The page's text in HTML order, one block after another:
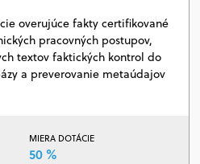
overujúce fakty certifikované
pracovných postupov,
textov faktických kontrol do
a preverovanie metaúdajov
MIERA DOTÁCIE
50 %